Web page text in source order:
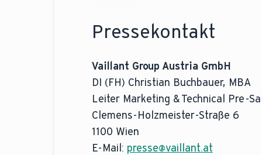
Pressekontakt
Vaillant Group Austria GmbH
DI (FH) Christian Buchbauer, MBA
Leiter Marketing & Technical Pre-
Clemens-Holzmeister-Straße 6
1100 Wien
E-Mail: presse@vaillant.at